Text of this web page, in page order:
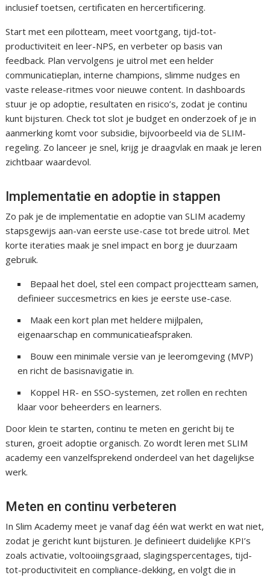
inclusief toetsen, certificaten en hercertificering.
Start met een pilotteam, meet voortgang, tijd-tot-
productiviteit en leer-NPS, en verbeter op basis van
feedback. Plan vervolgens je uitrol met een helder
communicatieplan, interne champions, slimme nudges en
vaste release-ritmes voor nieuwe content. In dashboards
stuur je op adoptie, resultaten en risico’s, zodat je continu
kunt bijsturen. Check tot slot je budget en onderzoek of je in
aanmerking komt voor subsidie, bijvoorbeeld via de SLIM-
regeling. Zo lanceer je snel, krijg je draagvlak en maak je leren
zichtbaar waardevol.
Implementatie en adoptie in stappen
Zo pak je de implementatie en adoptie van SLIM academy
stapsgewijs aan-van eerste use-case tot brede uitrol. Met
korte iteraties maak je snel impact en borg je duurzaam
gebruik.
Bepaal het doel, stel een compact projectteam samen,
definieer succesmetrics en kies je eerste use-case.
Maak een kort plan met heldere mijlpalen,
eigenaarschap en communicatieafspraken.
Bouw een minimale versie van je leeromgeving (MVP)
en richt de basisnavigatie in.
Koppel HR- en SSO-systemen, zet rollen en rechten
klaar voor beheerders en learners.
Door klein te starten, continu te meten en gericht bij te
sturen, groeit adoptie organisch. Zo wordt leren met SLIM
academy een vanzelfsprekend onderdeel van het dagelijkse
werk.
Meten en continu verbeteren
In Slim Academy meet je vanaf dag één wat werkt en wat niet,
zodat je gericht kunt bijsturen. Je definieert duidelijke KPI’s
zoals activatie, voltooiingsgraad, slagingspercentages, tijd-
tot-productiviteit en compliance-dekking, en volgt die in